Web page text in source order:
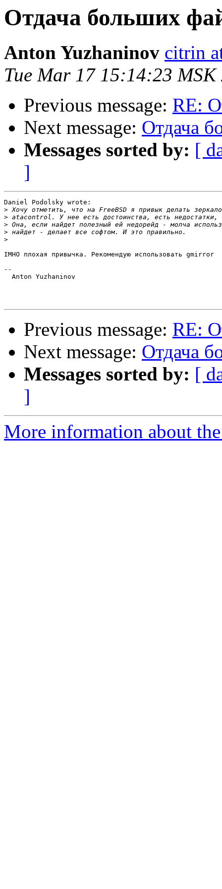
Отдача больших
Anton Yuzhaninov citrin
Tue Mar 17 15:14:23 MSK
Previous message: RE:
Next message: Отдача
Messages sorted by: [
]
Daniel Podolsky wrote:
>
>
>
>
>
IMHO плохая привычка. Рекомендую использовать gmirror
--
  Anton Yuzhaninov
Previous message: RE:
Next message: Отдача
Messages sorted by: [
]
More information about